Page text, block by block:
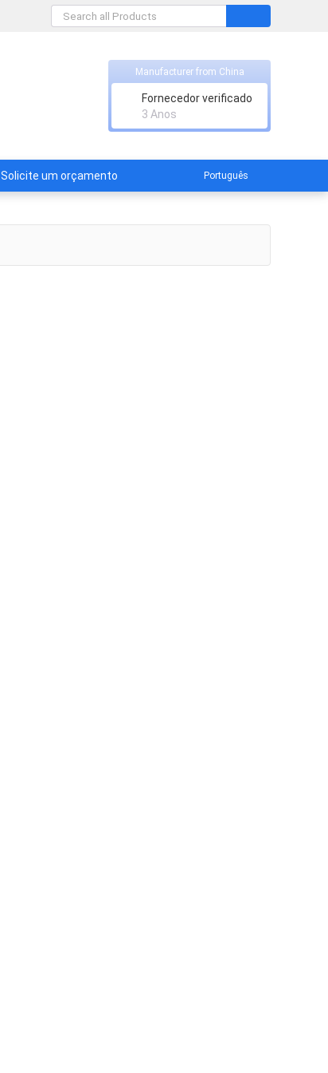
Manufacturer from China
Fornecedor verificado
3 Anos
Solicite um orçamento Português